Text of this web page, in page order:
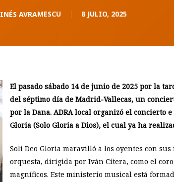
INÉS AVRAMESCU 8 JULIO, 2025
El pasado sábado 14 de junio de 2025 por la
del séptimo día de Madrid-Vallecas, un
por la Dana. ADRA local organizó el concierto
Gloria (Solo Gloria a Dios), el cual ya ha
Soli Deo Gloria maravilló a los oyentes con
orquesta, dirigida por Iván Cítera, como el
magníficos. Este ministerio musical está